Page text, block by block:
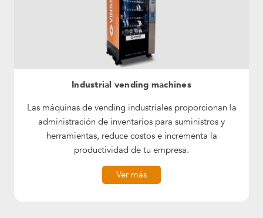
Industrial vending machines
Las máquinas de vending industriales proporcionan la
administración de inventarios para suministros y
herramientas, reduce costos e incrementa la
productividad de tu empresa.
Ver más